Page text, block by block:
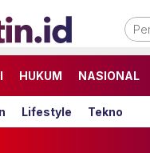
HUKUM NASIONAL
Lifestyle Tekno